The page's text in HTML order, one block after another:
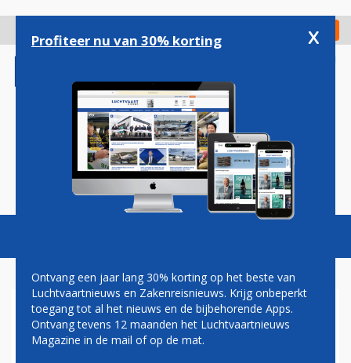
gaan
Check in
Magazine Podcasts Vacatures
CHRISTA KLOOSMAN: MET DE
BARON OP NIGHTSTOP
Profiteer nu van 30% korting x
Ontvang een jaar lang 30% korting op het beste van
Luchtvaartnieuws en Zakenreisnieuws. Krijg onbeperkt
toegang tot al het nieuws en de bijbehorende Apps.
Ontvang tevens 12 maanden het Luchtvaartnieuws
Magazine in de mail of op de mat.